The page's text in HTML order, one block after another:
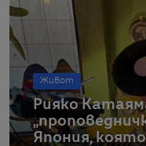
Живот
Рияко
Япония,